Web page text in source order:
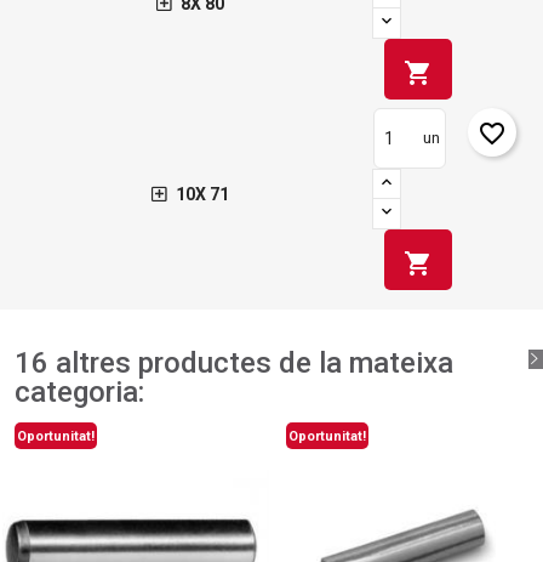
8X 80
shopping_cart
10X 71
un
shopping_cart
favorite_border
16 altres productes de la mateixa
categoria:
Oportunitat! Oportunitat!